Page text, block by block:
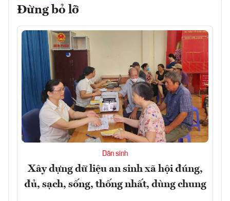
Đừng bỏ lỡ
Dân sinh
Xây dựng dữ liệu an sinh xã hội đúng,
đủ, sạch, sống, thống nhất, dùng chung